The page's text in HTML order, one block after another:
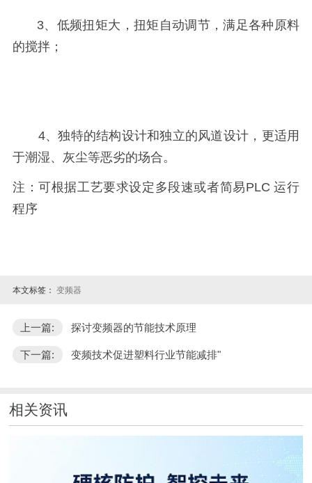
3、低频扭矩大，扭矩自动调节，满足各种原料
的搅拌；
4、独特的结构设计和独立的风道设计，更适用
于潮湿、灰尘等恶劣的场合。
注：可根据工艺要求设定多段速或者简易PLC 运行
程序
本文标签： 变频器
上一篇: 探讨变频器的节能技术原理
下一篇: 变频技术促进塑料行业节能减排"
相关资讯